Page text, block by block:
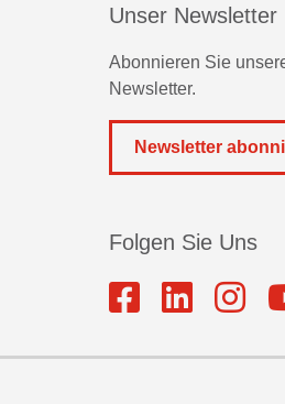
Unser Newsletter
Abonnieren Sie
Newsletter.
Newsletter
Folgen Sie Uns